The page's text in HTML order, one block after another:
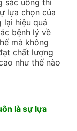
lựa chọn của
lại hiệu quả
bệnh lý về
mà không
chất lượng
như thế nào
là sự lựa